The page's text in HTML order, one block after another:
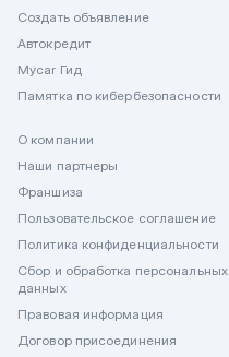
Создать объявление
Автокредит
Mycar Гид
Памятка по кибербезопасности
О компании
Наши партнеры
Франшиза
Пользовательское соглашение
Политика конфиденциальности
Сбор и обработка персональных
данных
Правовая информация
Договор присоединения